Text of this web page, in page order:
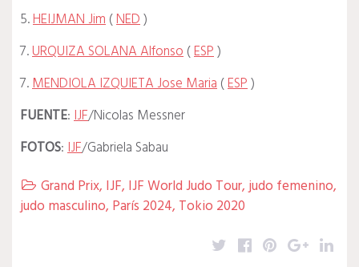
5.HEIJMAN Jim(NED)
7.URQUIZA SOLANA Alfonso(ESP)
7.MENDIOLA IZQUIETA Jose Maria(ESP)
FUENTE:IJF/Nicolas Messner
FOTOS:IJF/Gabriela Sabau
 Grand Prix, IJF, IJF World Judo Tour,judo femenino,
judo masculino, París 2024, Tokio 2020
Twitter
Facebook
Pinterest